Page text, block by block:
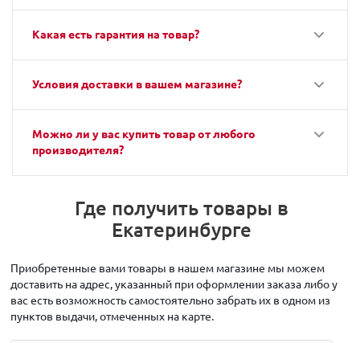
Какая есть гарантия на товар?
Условия доставки в вашем магазине?
Можно ли у вас купить товар от любого
производителя?
Где получить товары в
Екатеринбурге
Приобретенные вами товары в нашем магазине мы можем
доставить на адрес, указанный при оформлении заказа либо у
вас есть возможность самостоятельно забрать их в одном из
пунктов выдачи, отмеченных на карте.